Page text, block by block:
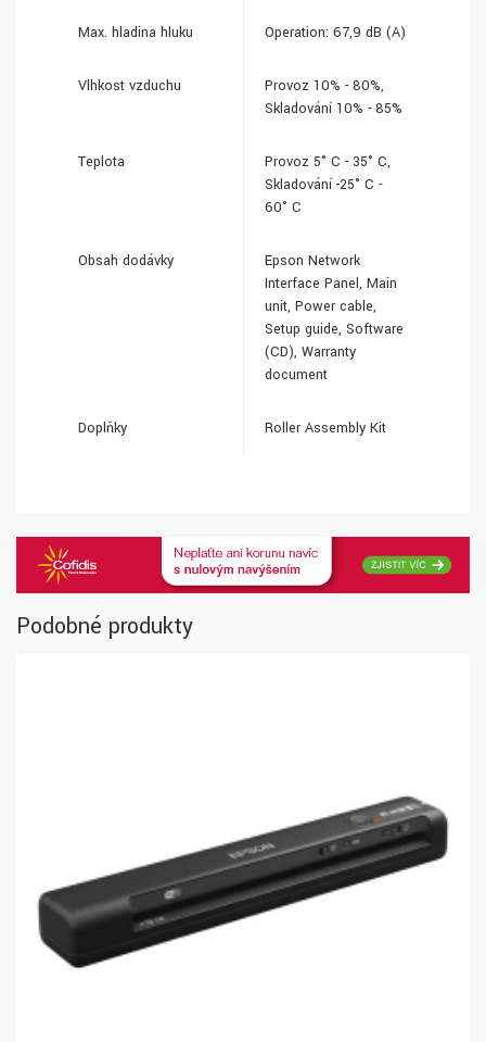
Max. hladina hluku Operation: 67,9 dB (A)
Vlhkost vzduchu
Provoz 10% - 80%,
Skladování 10% - 85%
Teplota
Provoz 5° C - 35° C,
Skladování -25° C -
60° C
Obsah dodávky
Epson Network
Interface Panel, Main
unit, Power cable,
Setup guide, Software
(CD), Warranty
document
Doplňky Roller Assembly Kit
Podobné produkty